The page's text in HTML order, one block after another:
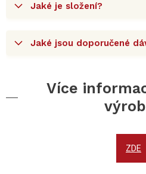
Jaké je složení?
Jaké jsou doporučené
Více
ZDE